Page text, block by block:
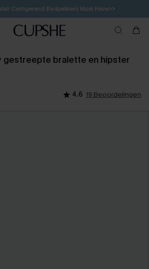
Corrigerend Badpakken| Must Have>>
je & ontvang tot 15% korting>>
3, krijg 15% korting | CODE: SW15
gestreepte bralette en hipster
4.6 19 Beoordelingen